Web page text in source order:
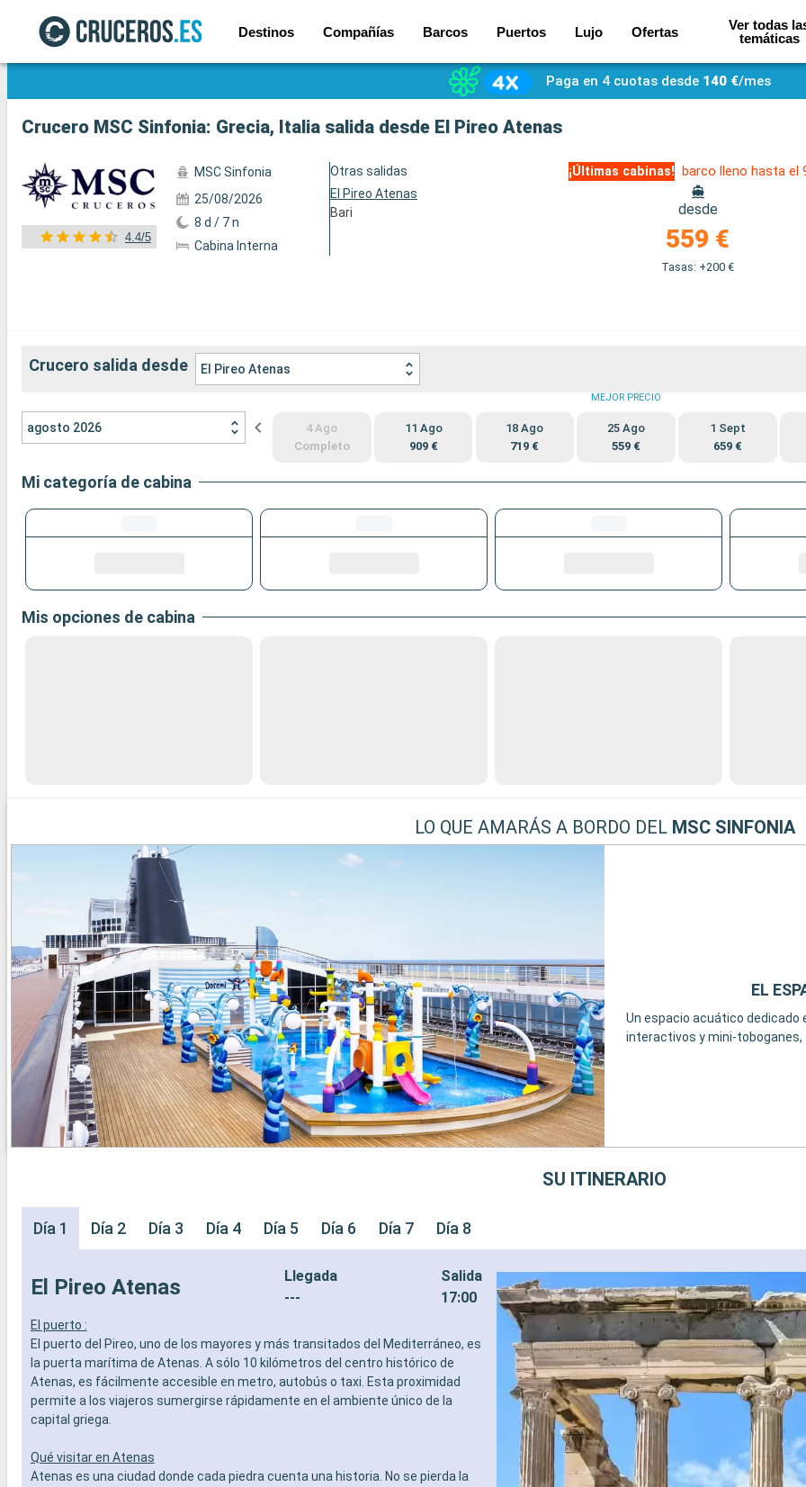
Destinos Compañías Barcos Puertos Lujo Ofertas
Ver todas
temáticas
Ver las 82 fotos
Paga en 4 cuotas desde 140 €/mes
Crucero MSC Sinfonia: Grecia, Italia salida desde El Pireo Atenas
4.4/5
MSC Sinfonia
25/08/2026
8 d / 7 n
Cabina Interna
Otras salidas
El Pireo Atenas
Bari
¡Últimas cabinas! barco lleno hasta el
desde
559 €
Tasas: +200 €
Crucero salida desde El Pireo Atenas
agosto 2026
4 Ago
Completo
11 Ago
909 €
18 Ago
719 €
MEJOR PRECIO
25 Ago
559 €
1 Sept
659 €
Mi categoría de cabina
Mis opciones de cabina
LO QUE AMARÁS A BORDO DEL MSC SINFONIA
EL
Un espacio acuático dedicado
interactivos y mini-toboganes,
SU ITINERARIO
Día 1 Día 2 Día 3 Día 4 Día 5 Día 6 Día 7 Día 8
El Pireo Atenas
Llegada
---
Salida
17:00
El puerto :
El puerto del Pireo, uno de los mayores y más transitados del Mediterráneo, es
la puerta marítima de Atenas. A sólo 10 kilómetros del centro histórico de
Atenas, es fácilmente accesible en metro, autobús o taxi. Esta proximidad
permite a los viajeros sumergirse rápidamente en el ambiente único de la
capital griega.
Qué visitar en Atenas
Atenas es una ciudad donde cada piedra cuenta una historia. No se pierda la